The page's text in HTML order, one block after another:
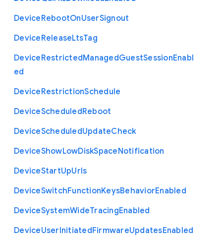
DeviceRebootOnUserSignout
DeviceReleaseLtsTag
DeviceRestrictedManagedGuestSessionEnabl
ed
DeviceRestrictionSchedule
DeviceScheduledReboot
DeviceScheduledUpdateCheck
DeviceShowLowDiskSpaceNotification
DeviceStartUpUrls
DeviceSwitchFunctionKeysBehaviorEnabled
DeviceSystemWideTracingEnabled
DeviceUserInitiatedFirmwareUpdatesEnabled